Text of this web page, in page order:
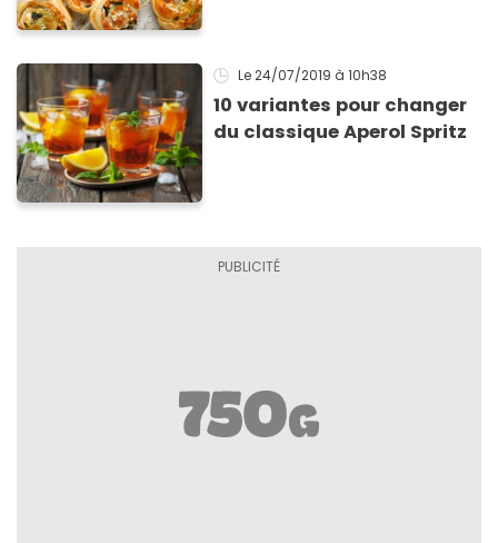
Le 24/07/2019 à 10h38
10 variantes pour changer
du classique Aperol Spritz